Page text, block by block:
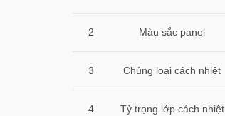
2 Màu sắc panel
3 Chủng loại cách nhiệt
4 Tỷ trọng lớp cách nhiệt